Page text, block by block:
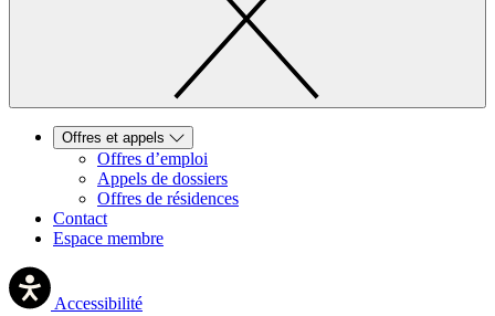
Offres et appels
Offres d’emploi
Appels de dossiers
Offres de résidences
Contact
Espace membre
Accessibilité